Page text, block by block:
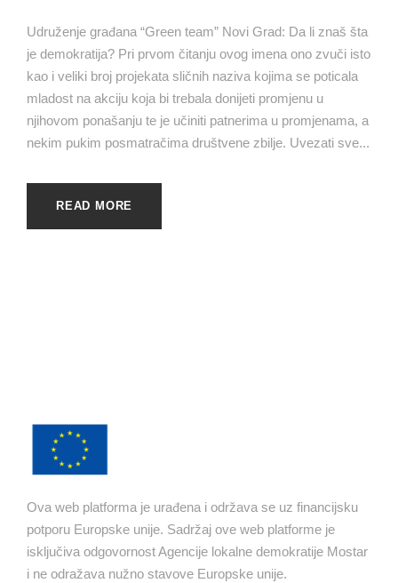
Udruženje građana “Green team” Novi Grad: Da li znaš šta
je demokratija? Pri prvom čitanju ovog imena ono zvuči isto
kao i veliki broj projekata sličnih naziva kojima se poticala
mladost na akciju koja bi trebala donijeti promjenu u
njihovom ponašanju te je učiniti patnerima u promjenama, a
nekim pukim posmatračima društvene zbilje. Uvezati sve...
READ MORE
Ova web platforma je urađena i održava se uz financijsku
potporu Europske unije. Sadržaj ove web platforme je
isključiva odgovornost Agencije lokalne demokratije Mostar
i ne odražava nužno stavove Europske unije.